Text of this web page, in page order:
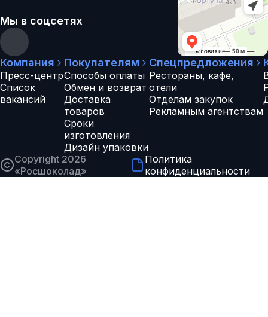
Мы в соцсетях
Компания
Пресс-центр
Список
вакансий
Покупателям
Способы оплаты
Обмен и возврат
Доставка
товаров
Сроки
изготовления
Дизайн упаковки
Спецпредложения
Рестораны, кафе,
отели
Отделам закупок
Рекламным агентствам
Copyright 2026
«Росшоколад»
Политика
конфиденциальности